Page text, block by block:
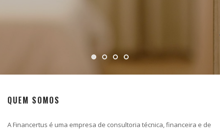
QUEM SOMOS
A Financertus é uma empresa de consultoria técnica, financeira e de